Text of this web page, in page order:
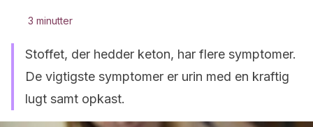
3 minutter
Stoffet, der hedder keton, har flere symptomer.
De vigtigste symptomer er urin med en kraftig
lugt samt opkast.